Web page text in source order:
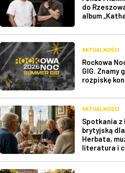
do
album
AKTUALNOŚCI
Rockowa
GIG. Znamy
rozpiskę
AKTUALNOŚCI
Spotkania z
brytyjską
Herbata,
literatura i